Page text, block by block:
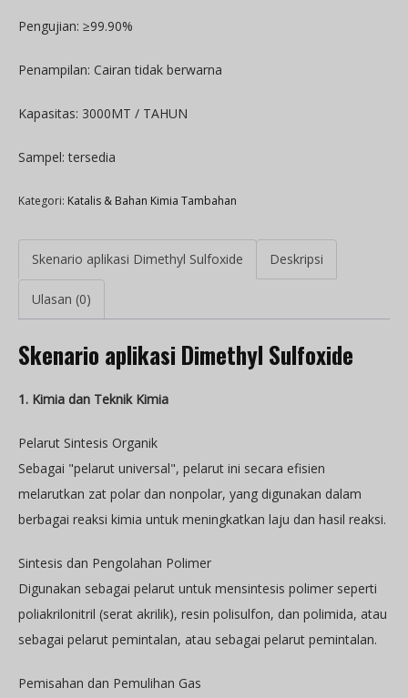
Pengujian: ≥99.90%
Penampilan: Cairan tidak berwarna
Kapasitas: 3000MT / TAHUN
Sampel: tersedia
Kategori: Katalis & Bahan Kimia Tambahan
Skenario aplikasi Dimethyl Sulfoxide Deskripsi
Ulasan (0)
Skenario aplikasi Dimethyl Sulfoxide
1. Kimia dan Teknik Kimia
Pelarut Sintesis Organik
Sebagai "pelarut universal", pelarut ini secara efisien
melarutkan zat polar dan nonpolar, yang digunakan dalam
berbagai reaksi kimia untuk meningkatkan laju dan hasil reaksi.
Sintesis dan Pengolahan Polimer
Digunakan sebagai pelarut untuk mensintesis polimer seperti
poliakrilonitril (serat akrilik), resin polisulfon, dan polimida, atau
sebagai pelarut pemintalan, atau sebagai pelarut pemintalan.
Pemisahan dan Pemulihan Gas